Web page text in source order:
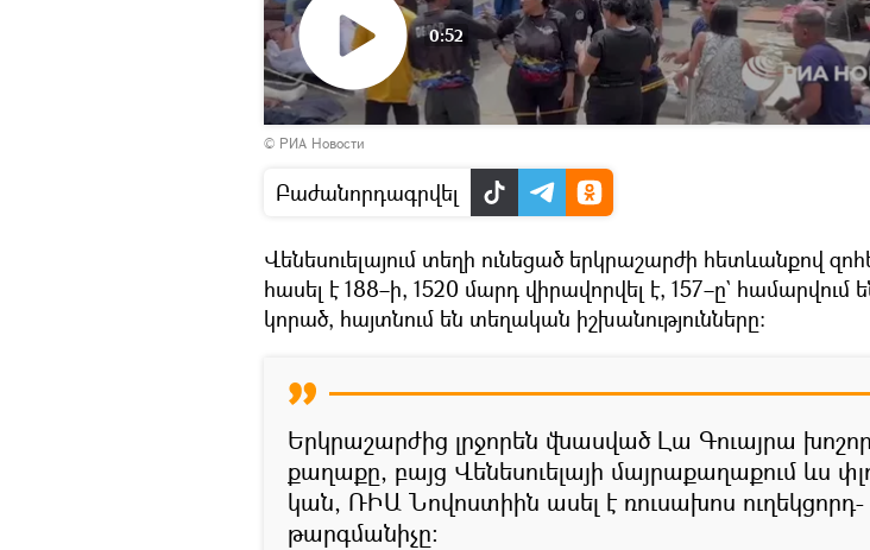
Դիտել
տեսանյութը
0:52
© РИА Новости
Բաժանորդագրվել
Վենեսուելայում տեղի ունեցած երկրաշարժի հետևանքով
հասել է 188–ի, 1520 մարդ վիրավորվել է, 157–ը` համարվում
կորած, հայտնում են տեղական իշխանությունները։
Երկրաշարժից լրջորեն վնասված Լա Գուայրա խոշոր
քաղաքը, բայց Վենեսուելայի մայրաքաղաքում ևս
կան, ՌԻԱ Նովոստիին ասել է ռուսախոս ուղեկցորդ-
թարգմանիչը։